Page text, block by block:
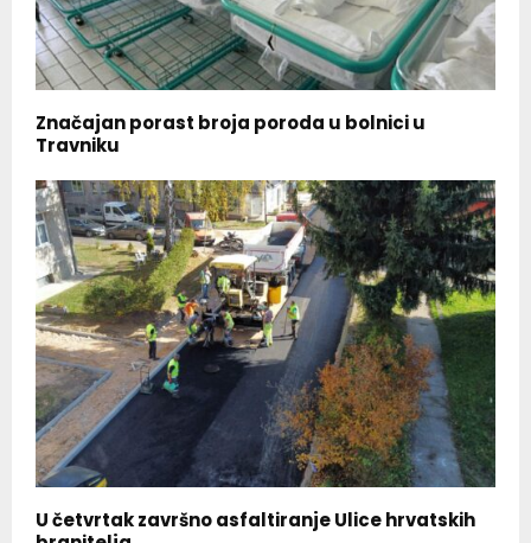
Značajan porast broja poroda u bolnici u
Travniku
U četvrtak završno asfaltiranje Ulice hrvatskih